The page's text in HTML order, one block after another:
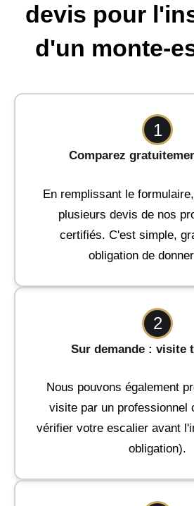
devis pour
d'un monte-
1
Comparez
En remplissant le
plusieurs devis de nos
certifiés. C'est simple,
obligation de
2
Sur demande : visite
Nous pouvons également
visite par un professionnel
vérifier votre escalier avant
obligation).